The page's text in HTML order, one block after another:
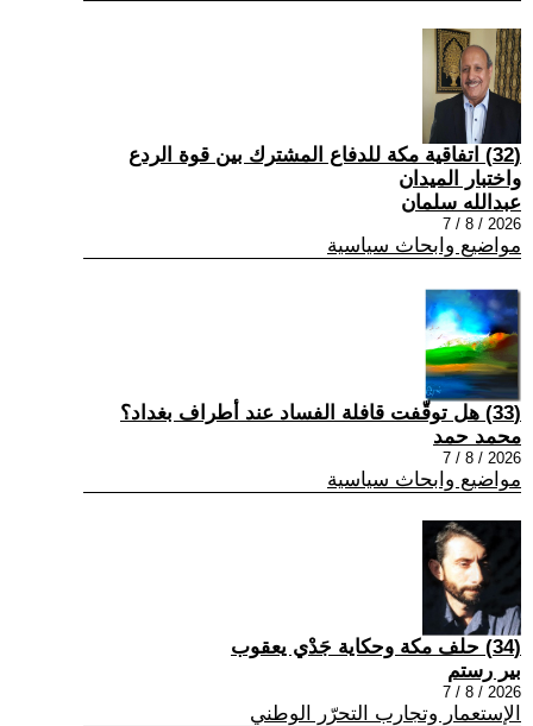
(32) اتفاقية مكة للدفاع المشترك بين قوة الردع
واختبار الميدان
عبدالله سلمان
2026 / 8 / 7
مواضيع وابحاث سياسية
(33) هل توقّفت قافلة الفساد عند أطراف بغداد؟
محمد حمد
2026 / 8 / 7
مواضيع وابحاث سياسية
(34) حلف مكة وحكاية جَدْي يعقوب
بير رستم
2026 / 8 / 7
الإستعمار وتجارب التحرّر الوطني